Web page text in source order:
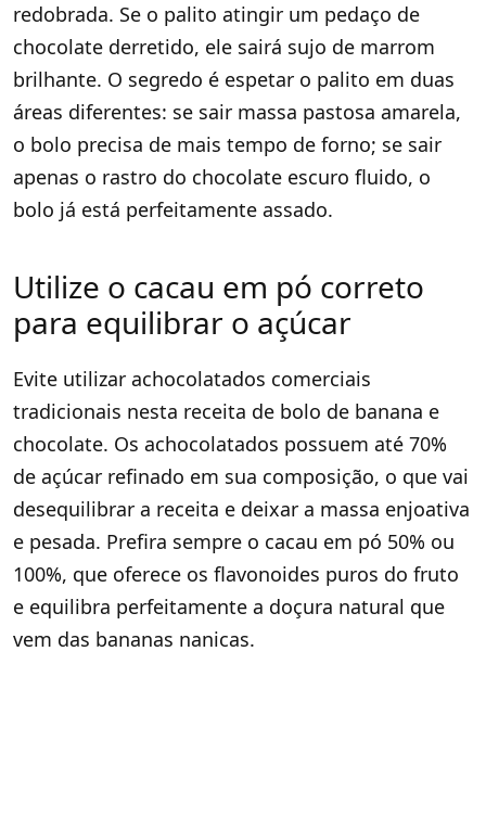
redobrada. Se o palito atingir um pedaço de
chocolate derretido, ele sairá sujo de marrom
brilhante. O segredo é espetar o palito em duas
áreas diferentes: se sair massa pastosa amarela,
o bolo precisa de mais tempo de forno; se sair
apenas o rastro do chocolate escuro fluido, o
bolo já está perfeitamente assado.
Utilize o cacau em pó correto
para equilibrar o açúcar
Evite utilizar achocolatados comerciais
tradicionais nesta receita de bolo de banana e
chocolate. Os achocolatados possuem até 70%
de açúcar refinado em sua composição, o que vai
desequilibrar a receita e deixar a massa enjoativa
e pesada. Prefira sempre o cacau em pó 50% ou
100%, que oferece os flavonoides puros do fruto
e equilibra perfeitamente a doçura natural que
vem das bananas nanicas.